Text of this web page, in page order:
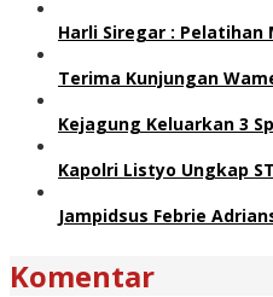
Harli Siregar :
Terima Kunjungan
Kejagung Keluarkan 3
Kapolri Listyo Ungkap
Jampidsus Febrie
Komentar